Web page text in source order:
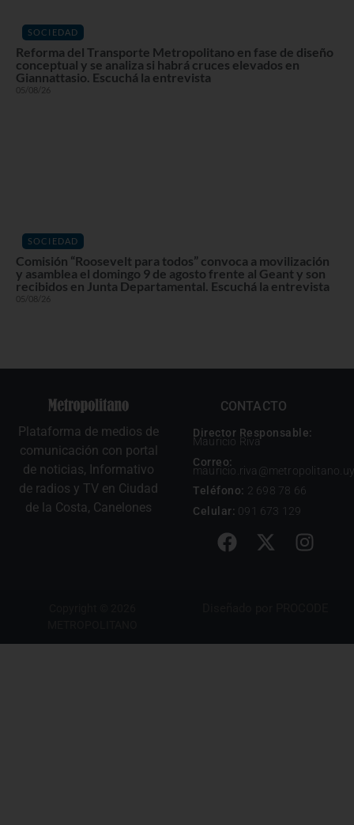
SOCIEDAD
Reforma del Transporte Metropolitano en fase de diseño
conceptual y se analiza si habrá cruces elevados en
Giannattasio. Escuchá la entrevista
05/08/26
SOCIEDAD
Comisión “Roosevelt para todos” convoca a movilización
y asamblea el domingo 9 de agosto frente al Geant y son
recibidos en Junta Departamental. Escuchá la entrevista
05/08/26
Plataforma de medios de
comunicación con portal
de noticias, Informativo
de radios y TV en Ciudad
de la Costa, Canelones
CONTACTO
Director Responsable:
Mauricio Riva
Correo:
mauricio.riva@metropolitano.uy
Teléfono: 2 698 78 66
Celular: 091 673 129